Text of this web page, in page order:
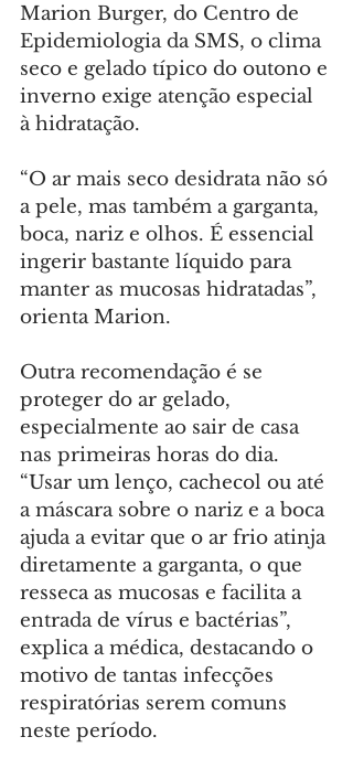
Marion Burger, do Centro de
Epidemiologia da SMS, o clima
seco e gelado típico do outono e
inverno exige atenção especial
à hidratação.
“O ar mais seco desidrata não só
a pele, mas também a garganta,
boca, nariz e olhos. É essencial
ingerir bastante líquido para
manter as mucosas hidratadas”,
orienta Marion.
Outra recomendação é se
proteger do ar gelado,
especialmente ao sair de casa
nas primeiras horas do dia.
“Usar um lenço, cachecol ou até
a máscara sobre o nariz e a boca
ajuda a evitar que o ar frio atinja
diretamente a garganta, o que
resseca as mucosas e facilita a
entrada de vírus e bactérias”,
explica a médica, destacando o
motivo de tantas infecções
respiratórias serem comuns
neste período.